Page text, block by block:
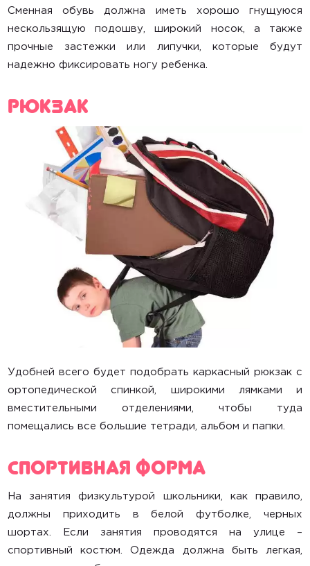
Сменная обувь должна иметь хорошо гнущуюся
нескользящую подошву, широкий носок, а также
прочные застежки или липучки, которые будут
надежно фиксировать ногу ребенка.
Рюкзак
Удобней всего будет подобрать каркасный рюкзак с
ортопедической спинкой, широкими лямками и
вместительными отделениями, чтобы туда
помещались все большие тетради, альбом и папки.
Спортивная форма
На занятия физкультурой школьники, как правило,
должны приходить в белой футболке, черных
шортах. Если занятия проводятся на улице –
спортивный костюм. Одежда должна быть легкая,